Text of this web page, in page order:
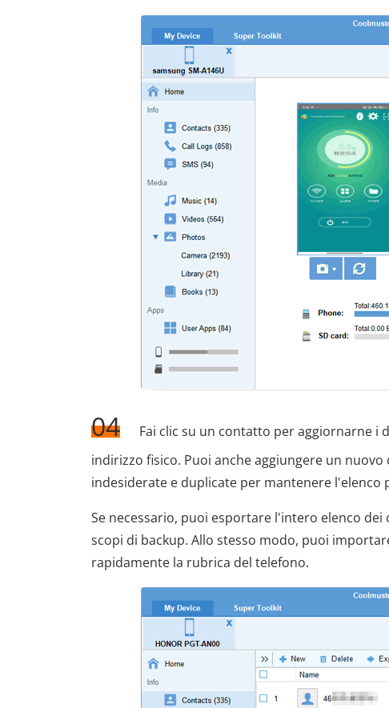
04
Fai clic su un contatto per aggiornarne i
indirizzo fisico. Puoi anche aggiungere un
indesiderate e duplicate per mantenere l'elenco
Se necessario, puoi esportare l'intero elenco dei
scopi di backup. Allo stesso modo, puoi
rapidamente la rubrica del telefono.